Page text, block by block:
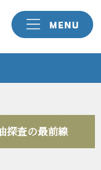
探査の最前線